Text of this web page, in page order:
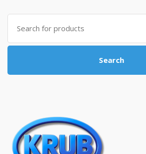
Search for:
Search